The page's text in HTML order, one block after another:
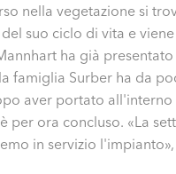
nella vegetazione si
suo ciclo di vita e
ha già
famiglia Surber ha da
aver portato
per ora concluso. «La
in servizio